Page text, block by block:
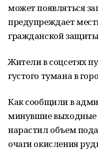
может появляться
предупреждает
гражданской
Жители в соцсетях
густого тумана в
Как сообщили в
минувшие
нарастил объем
очаги окисления